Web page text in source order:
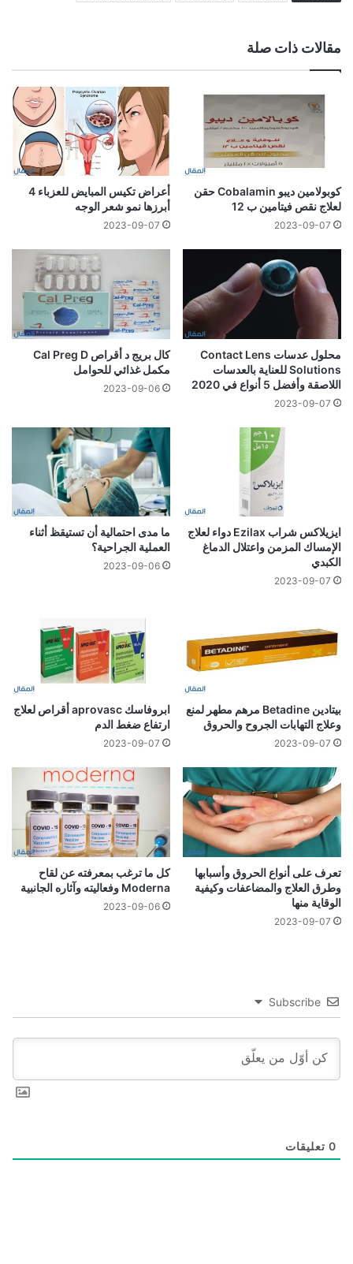
مقالات ذات صلة
كوبولامين ديبو Cobalamin حقن
لعلاج نقص فيتامين ب 12
2023-09-07
أعراض تكيس المبايض للعزباء 4
أبرزها نمو شعر الوجه
2023-09-07
محلول عدسات Contact Lens
Solutions للعناية بالعدسات
اللاصقة وأفضل 5 أنواع في 2020
2023-09-07
كال بريج د أقراص Cal Preg D
مكمل غذائي للحوامل
2023-09-06
ايزيلاكس شراب Ezilax دواء لعلاج
الإمساك المزمن واعتلال الدماغ
الكبدي
2023-09-07
ما مدى احتمالية أن تستيقظ أثناء
العملية الجراحية؟
2023-09-06
بيتادين Betadine مرهم مطهر لمنع
وعلاج التهابات الجروح والحروق
2023-09-07
ابروفاسك aprovasc أقراص لعلاج
ارتفاع ضغط الدم
2023-09-07
تعرف على أنواع الحروق وأسبابها
وطرق العلاج والمضاعفات وكيفية
الوقاية منها
2023-09-07
كل ما ترغب بمعرفته عن لقاح
Moderna وفعاليته وآثاره الجانبية
2023-09-06
Subscribe
0 تعليقات